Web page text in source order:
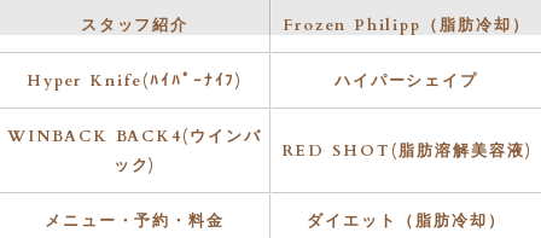
スタッフ紹介 Frozen Philipp（脂肪冷却）
Hyper Knife(ﾊｲﾊﾟｰﾅｲﾌ) ハイパーシェイプ
WINBACK BACK4(ウインバ
ック)
RED SHOT(脂肪溶解美容液)
メニュー・予約・料金 ダイエット（脂肪冷却）